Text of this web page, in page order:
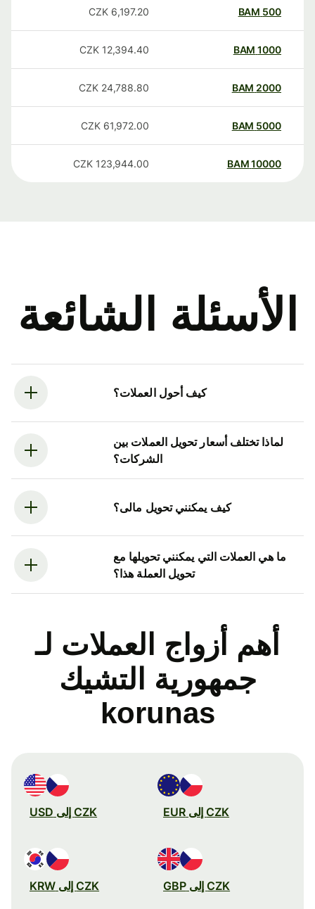
500
BAM
6,197.20
CZK
1000
BAM
12,394.40
CZK
2000
BAM
24,788.80
CZK
5000
BAM
61,972.00
CZK
10000
BAM
123,944.00
CZK
الأسئلة الشائعة
كيف أحول العملات؟
لماذا تختلف أسعار تحويل العملات بين
الشركات؟
كيف يمكنني تحويل مالى؟
ما هي العملات التي يمكنني تحويلها مع
تحويل العملة هذا؟
أهم أزواج العملات لـ
جمهورية التشيك
korunas
CZK إلى EUR CZK إلى USD
CZK إلى GBP CZK إلى KRW